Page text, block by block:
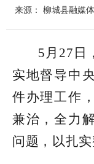
政府信息公开
网上办事
互动回应
数据专题
来源： 柳城县融媒
5 月27日
实地督导中
件办理工作
兼治，全力
问题，以扎